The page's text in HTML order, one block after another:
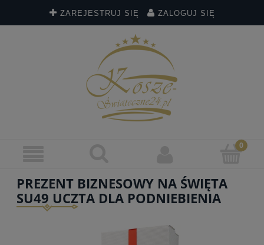
ZAREJESTRUJ SIĘ ZALOGUJ SIĘ
PREZENT BIZNESOWY NA ŚWIĘTA
SU49 UCZTA DLA PODNIEBIENIA